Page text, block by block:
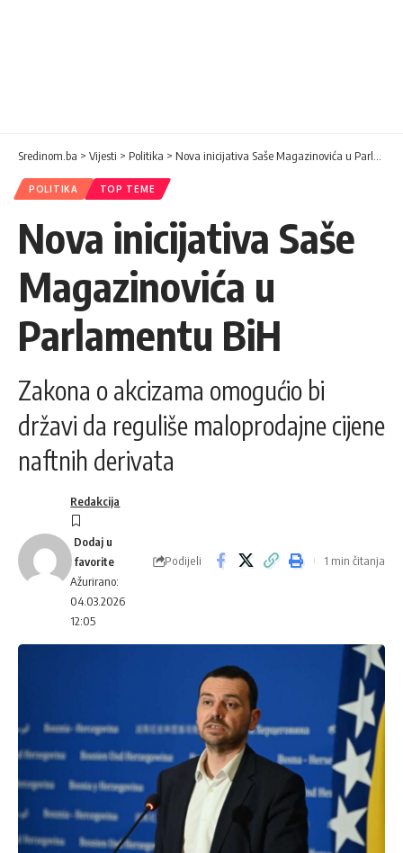
Sredinom.ba > Vijesti > Politika > Nova inicijativa Saše Magazinovića u Parlamentu BiH
POLITIKA TOP TEME
Nova inicijativa Saše
Magazinovića u
Parlamentu BiH
Zakona o akcizama omogućio bi
državi da reguliše maloprodajne cijene
naftnih derivata
Ažurirano:
04.03.2026
12:05
Redakcija
Podijeli 1 min čitanja